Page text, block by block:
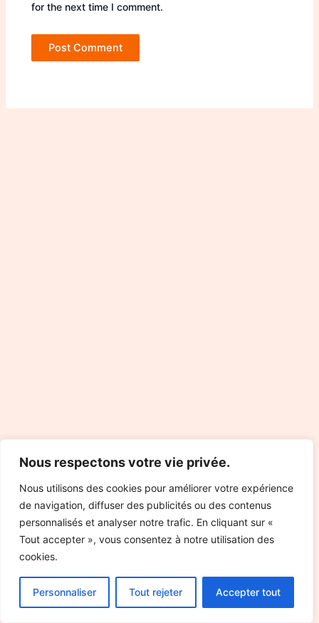
Nous respectons votre vie privée.
Nous utilisons des cookies pour améliorer votre expérience
de navigation, diffuser des publicités ou des contenus
personnalisés et analyser notre trafic. En cliquant sur «
Tout accepter », vous consentez à notre utilisation des
cookies.
Personnaliser Tout rejeter Accepter tout
for the next time I comment.